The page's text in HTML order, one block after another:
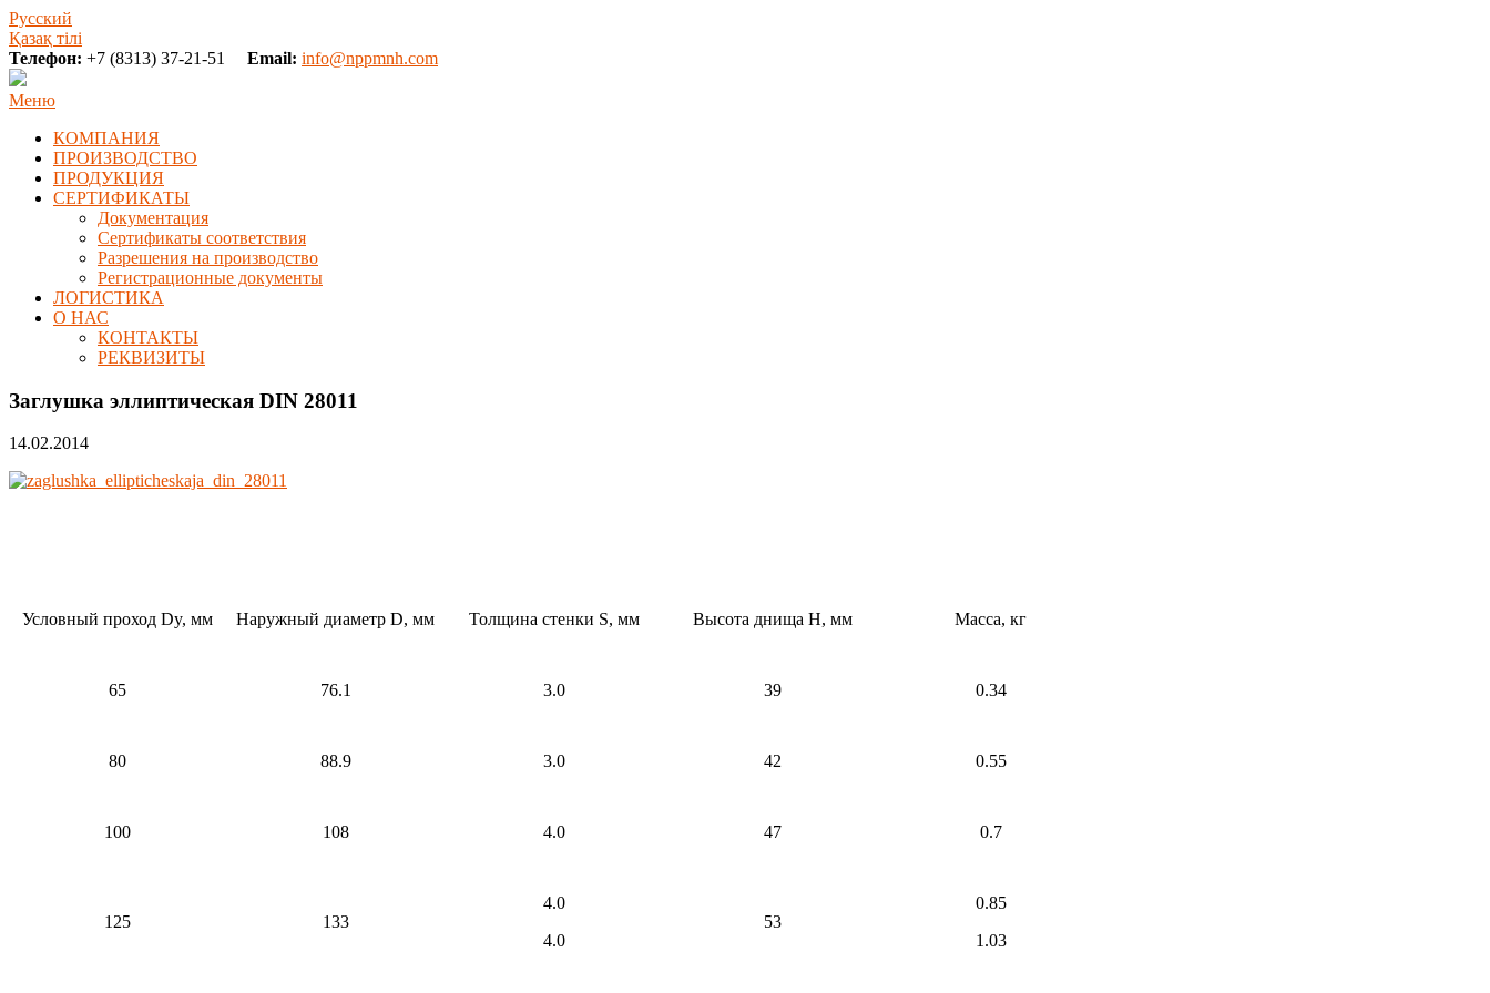
Русский
Қазақ тілі
Телефон: +7 (8313) 37-21-51 Email: info@nppmnh.com
Меню
КОМПАНИЯ
ПРОИЗВОДСТВО
ПРОДУКЦИЯ
СЕРТИФИКАТЫ
Документация
Сертификаты соответствия
Разрешения на производство
Регистрационные документы
ЛОГИСТИКА
О НАС
КОНТАКТЫ
РЕКВИЗИТЫ
Заглушка эллиптическая DIN 28011
14.02.2014
Условный проход Dy, мм Наружный диаметр D, мм Толщина стенки S, мм Высота днища Н, мм Масса, кг
65 76.1 3.0 39 0.34
80 88.9 3.0 42 0.55
100 108 4.0 47 0.7
125 133
4.0
4.0
53
0.85
1.03